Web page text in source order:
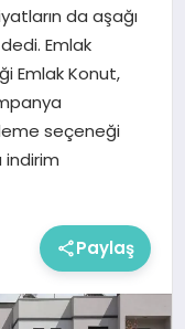
da aşağı
Emlak
Emlak Konut,
seçeneği
indirim
Paylaş